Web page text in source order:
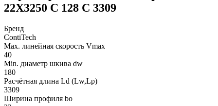
22X3250 C 128 C 3309
Бренд
ContiTech
Max. линейная скорость Vmax
40
Min. диаметр шкива dw
180
Расчётная длина Ld (Lw,Lp)
3309
Ширина профиля bo